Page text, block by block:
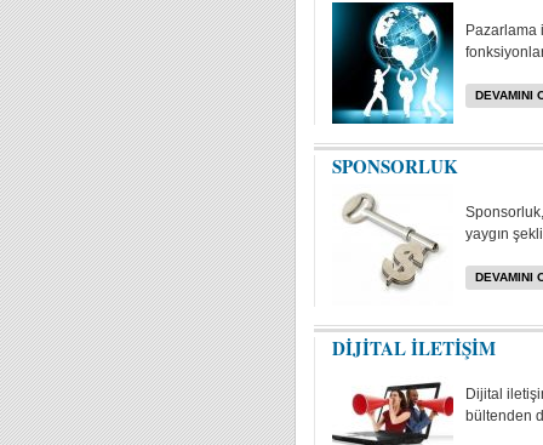
Pazarlama
DEVAMINI
SPONSORLUK
yaygın
DEVAMINI
DİJİTAL İLETİŞİM
Dijital
bültenden